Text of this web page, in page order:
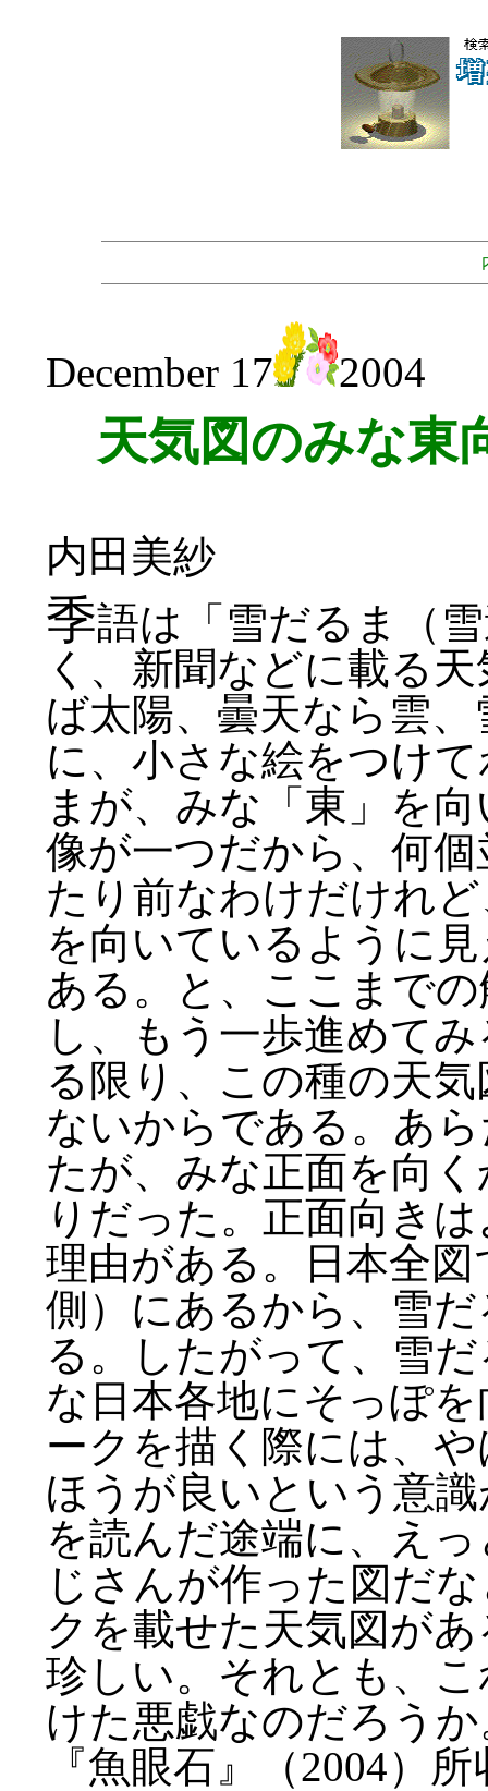
December 17 2004
天気図のみな東
内田美紗
季語は「雪だるま（
く、新聞などに載る
ば太陽、曇天なら雲
に、小さな絵をつけ
まが、みな「東」を
像が一つだから、何
たり前なわけだけれ
を向いているように
ある。と、ここまで
し、もう一歩進めて
る限り、この種の天
ないからである。あ
たが、みな正面を向
りだった。正面向き
理由がある。日本全
側）にあるから、雪
る。したがって、雪
な日本各地にそっぽ
ークを描く際には、
ほうが良いという意
を読んだ途端に、え
じさんが作った図だ
クを載せた天気図が
珍しい。それとも、
けた悪戯なのだろう
『魚眼石』（2004）